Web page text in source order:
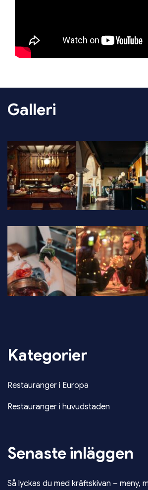
Galleri
Kategorier
Restauranger i Europa
Restauranger i huvudstaden
Senaste inläggen
Så lyckas du med kräftskivan – meny,